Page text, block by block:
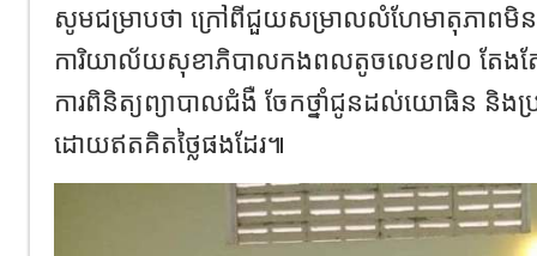
សូមជម្រាបថា​ ក្រៅពីជួយសម្រាលលំហែមាតុភាពមិន
ការិយាល័យសុខាភិបាលកងពលតូចលេខ៧០ តែងតែ
ការពិនិត្យព្យាបាលជំងឺ ចែកថ្នាំជូនដល់​យោធិន និងប្
ដោយឥតគិតថ្លៃផងដែរ៕